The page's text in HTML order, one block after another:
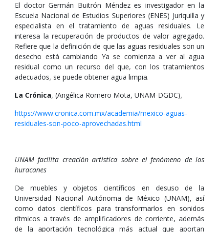
El doctor Germán Buitrón Méndez es investigador en la
Escuela Nacional de Estudios Superiores (ENES) Juriquilla y
especialista en el tratamiento de aguas residuales. Le
interesa la recuperación de productos de valor agregado.
Refiere que la definición de que las aguas residuales son un
desecho está cambiando Ya se comienza a ver al agua
residual como un recurso del que, con los tratamientos
adecuados, se puede obtener agua limpia.
La Crónica, (Angélica Romero Mota, UNAM-DGDC),
https://www.cronica.com.mx/academia/mexico-aguas-
residuales-son-poco-aprovechadas.html
UNAM facilita creación artística sobre el fenómeno de los
huracanes
De muebles y objetos científicos en desuso de la
Universidad Nacional Autónoma de México (UNAM), así
como datos científicos para transformarlos en sonidos
rítmicos a través de amplificadores de corriente, además
de la aportación tecnológica más actual que aportan